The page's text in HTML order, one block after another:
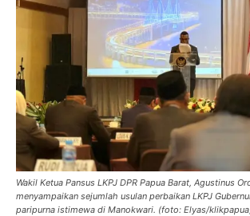
Wakil Ketua Pansus LKPJ DPR Papua Barat, Agustinus
menyampaikan sejumlah usulan perbaikan LKPJ
paripurna istimewa di Manokwari. (foto: Elyas/